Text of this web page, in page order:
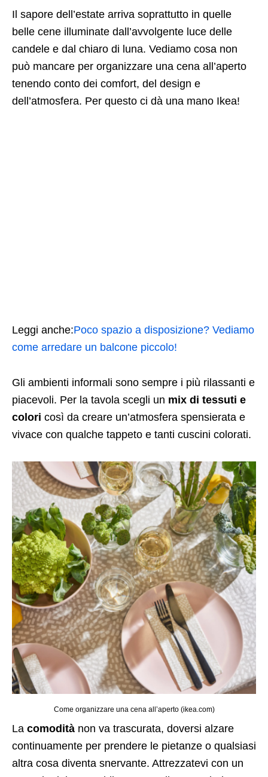
Il sapore dell’estate arriva soprattutto in quelle
belle cene illuminate dall’avvolgente luce delle
candele e dal chiaro di luna. Vediamo cosa non
può mancare per organizzare una cena all’aperto
tenendo conto dei comfort, del design e
dell’atmosfera. Per questo ci dà una mano Ikea!
Leggi anche:Poco spazio a disposizione? Vediamo
come arredare un balcone piccolo!
Gli ambienti informali sono sempre i più rilassanti e
piacevoli. Per la tavola scegli un mix di tessuti e
colori così da creare un’atmosfera spensierata e
vivace con qualche tappeto e tanti cuscini colorati.
Come organizzare una cena all’aperto (ikea.com)
La comodità non va trascurata, doversi alzare
continuamente per prendere le pietanze o qualsiasi
altra cosa diventa snervante. Attrezzatevi con un